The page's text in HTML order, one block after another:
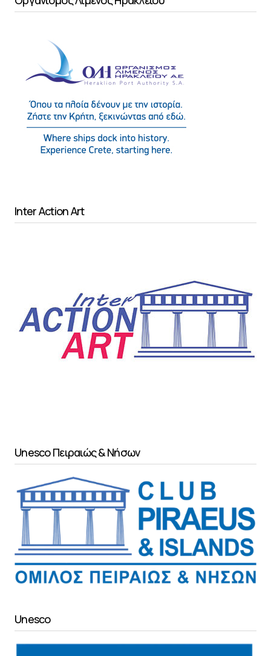
Inter Action Art
Unesco Πειραιώς & Νήσων
Unesco